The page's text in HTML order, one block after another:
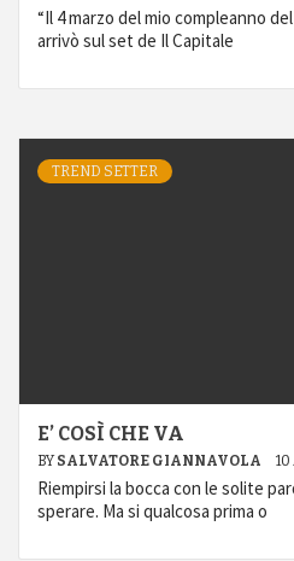
“Il 4 marzo del mio compleanno
arrivò sul set de Il Capitale
TREND SETTER
E’ COSÌ CHE VA
BY SALVATORE GIANNAVOLA
Riempirsi la bocca con le solite
sperare. Ma si qualcosa prima o